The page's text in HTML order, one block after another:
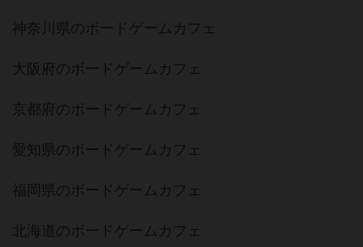
神奈川県のボードゲームカフェ
大阪府のボードゲームカフェ
京都府のボードゲームカフェ
愛知県のボードゲームカフェ
福岡県のボードゲームカフェ
北海道のボードゲームカフェ